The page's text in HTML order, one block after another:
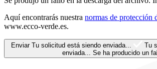
Aquí encontrarás nuestra normas de protección
www.ecco-verde.es.
Enviar Tu solicitud está siendo enviada...
Tu
enviada... Se ha producido un